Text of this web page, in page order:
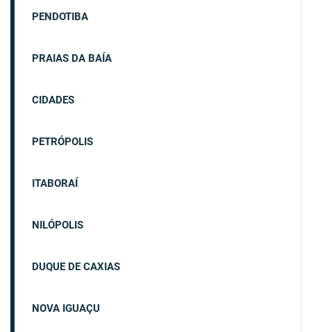
PENDOTIBA
PRAIAS DA BAÍA
CIDADES
PETRÓPOLIS
ITABORAÍ
NILÓPOLIS
DUQUE DE CAXIAS
NOVA IGUAÇU